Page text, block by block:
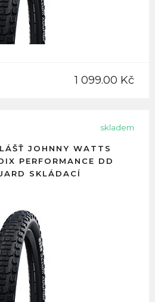
1 099.00 Kč
skladem
JOHNNY WATTS
PERFORMANCE DD
SKLÁDACÍ